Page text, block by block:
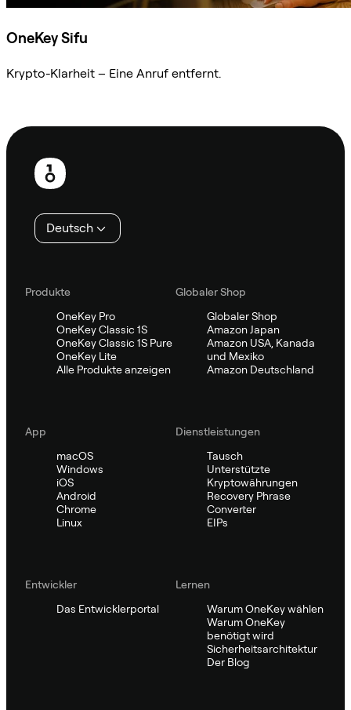
OneKey Sifu
Krypto-Klarheit – Eine Anruf entfernt.
Fußzeile
Deutsch
Produkte
OneKey Pro
OneKey Classic 1S
OneKey Classic 1S Pure
OneKey Lite
Alle Produkte anzeigen
Globaler Shop
Globaler Shop
Amazon Japan
Amazon USA, Kanada
und Mexiko
Amazon Deutschland
App
macOS
Windows
iOS
Android
Chrome
Linux
Dienstleistungen
Tausch
Unterstützte
Kryptowährungen
Recovery Phrase
Converter
EIPs
Entwickler
Das Entwicklerportal
Lernen
Warum OneKey wählen
Warum OneKey
benötigt wird
Sicherheitsarchitektur
Der Blog